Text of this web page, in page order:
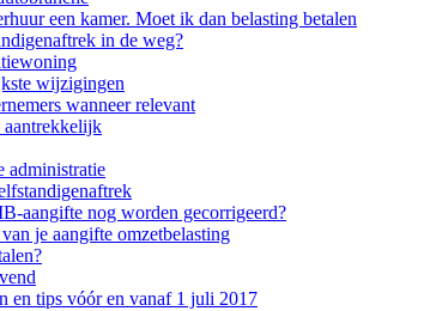
een kamer. Moet ik dan belasting betalen
in de weg?
wijzigingen
wanneer relevant
aantrekkelijk
administratie
aangifte nog worden gecorrigeerd?
je aangifte omzetbelasting
en tips vóór en vanaf 1 juli 2017